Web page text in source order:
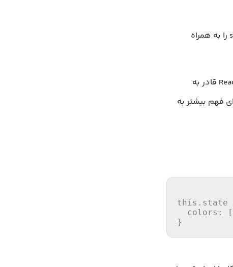
به هنگام تغییر state یک کامپوننت، به این نکته توجه کنید که یک کپی جدید از state را به همراه
اگر اشتباها state کامپوننتی را مستقیما تغییر دادید، الگوریتم تشخیص تفاوت‌های React قادر به
فهم بیشتر به
this . state
colors : [
}